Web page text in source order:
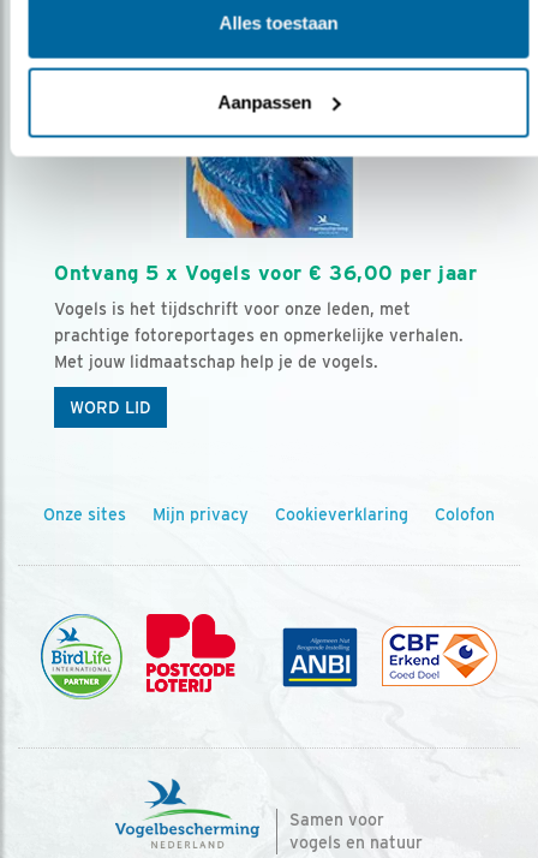
Alles toestaan
Aanpassen
Ontvang 5 x Vogels voor € 36,00 per jaar
Vogels is het tijdschrift voor onze leden, met
prachtige fotoreportages en opmerkelijke verhalen.
Met jouw lidmaatschap help je de vogels.
WORD LID
Onze sites Mijn privacy Cookieverklaring Colofon
Samen voor
vogels en natuur